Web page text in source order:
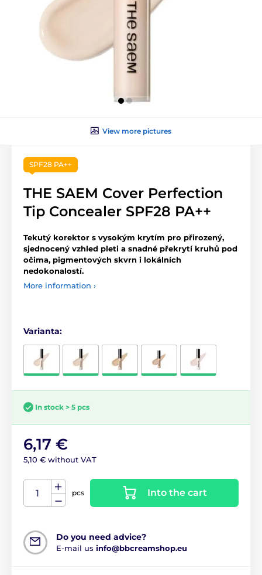
View more pictures
SPF28 PA++
THE SAEM Cover Perfection
Tip Concealer SPF28 PA++
Tekutý korektor s vysokým krytím pro přirozený,
sjednocený vzhled pleti a snadné překrytí kruhů pod
očima, pigmentových skvrn i lokálních
nedokonalostí.
More information ›
Varianta:
In stock > 5 pcs
6,17 €
5,10 € without VAT
pcs Into the cart
Do you need advice?
E-mail us info@bbcreamshop.eu